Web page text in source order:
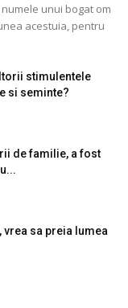
unui bogat om
acestuia, pentru
stimulentele
si seminte?
de familie, a fost
vrea sa preia lumea